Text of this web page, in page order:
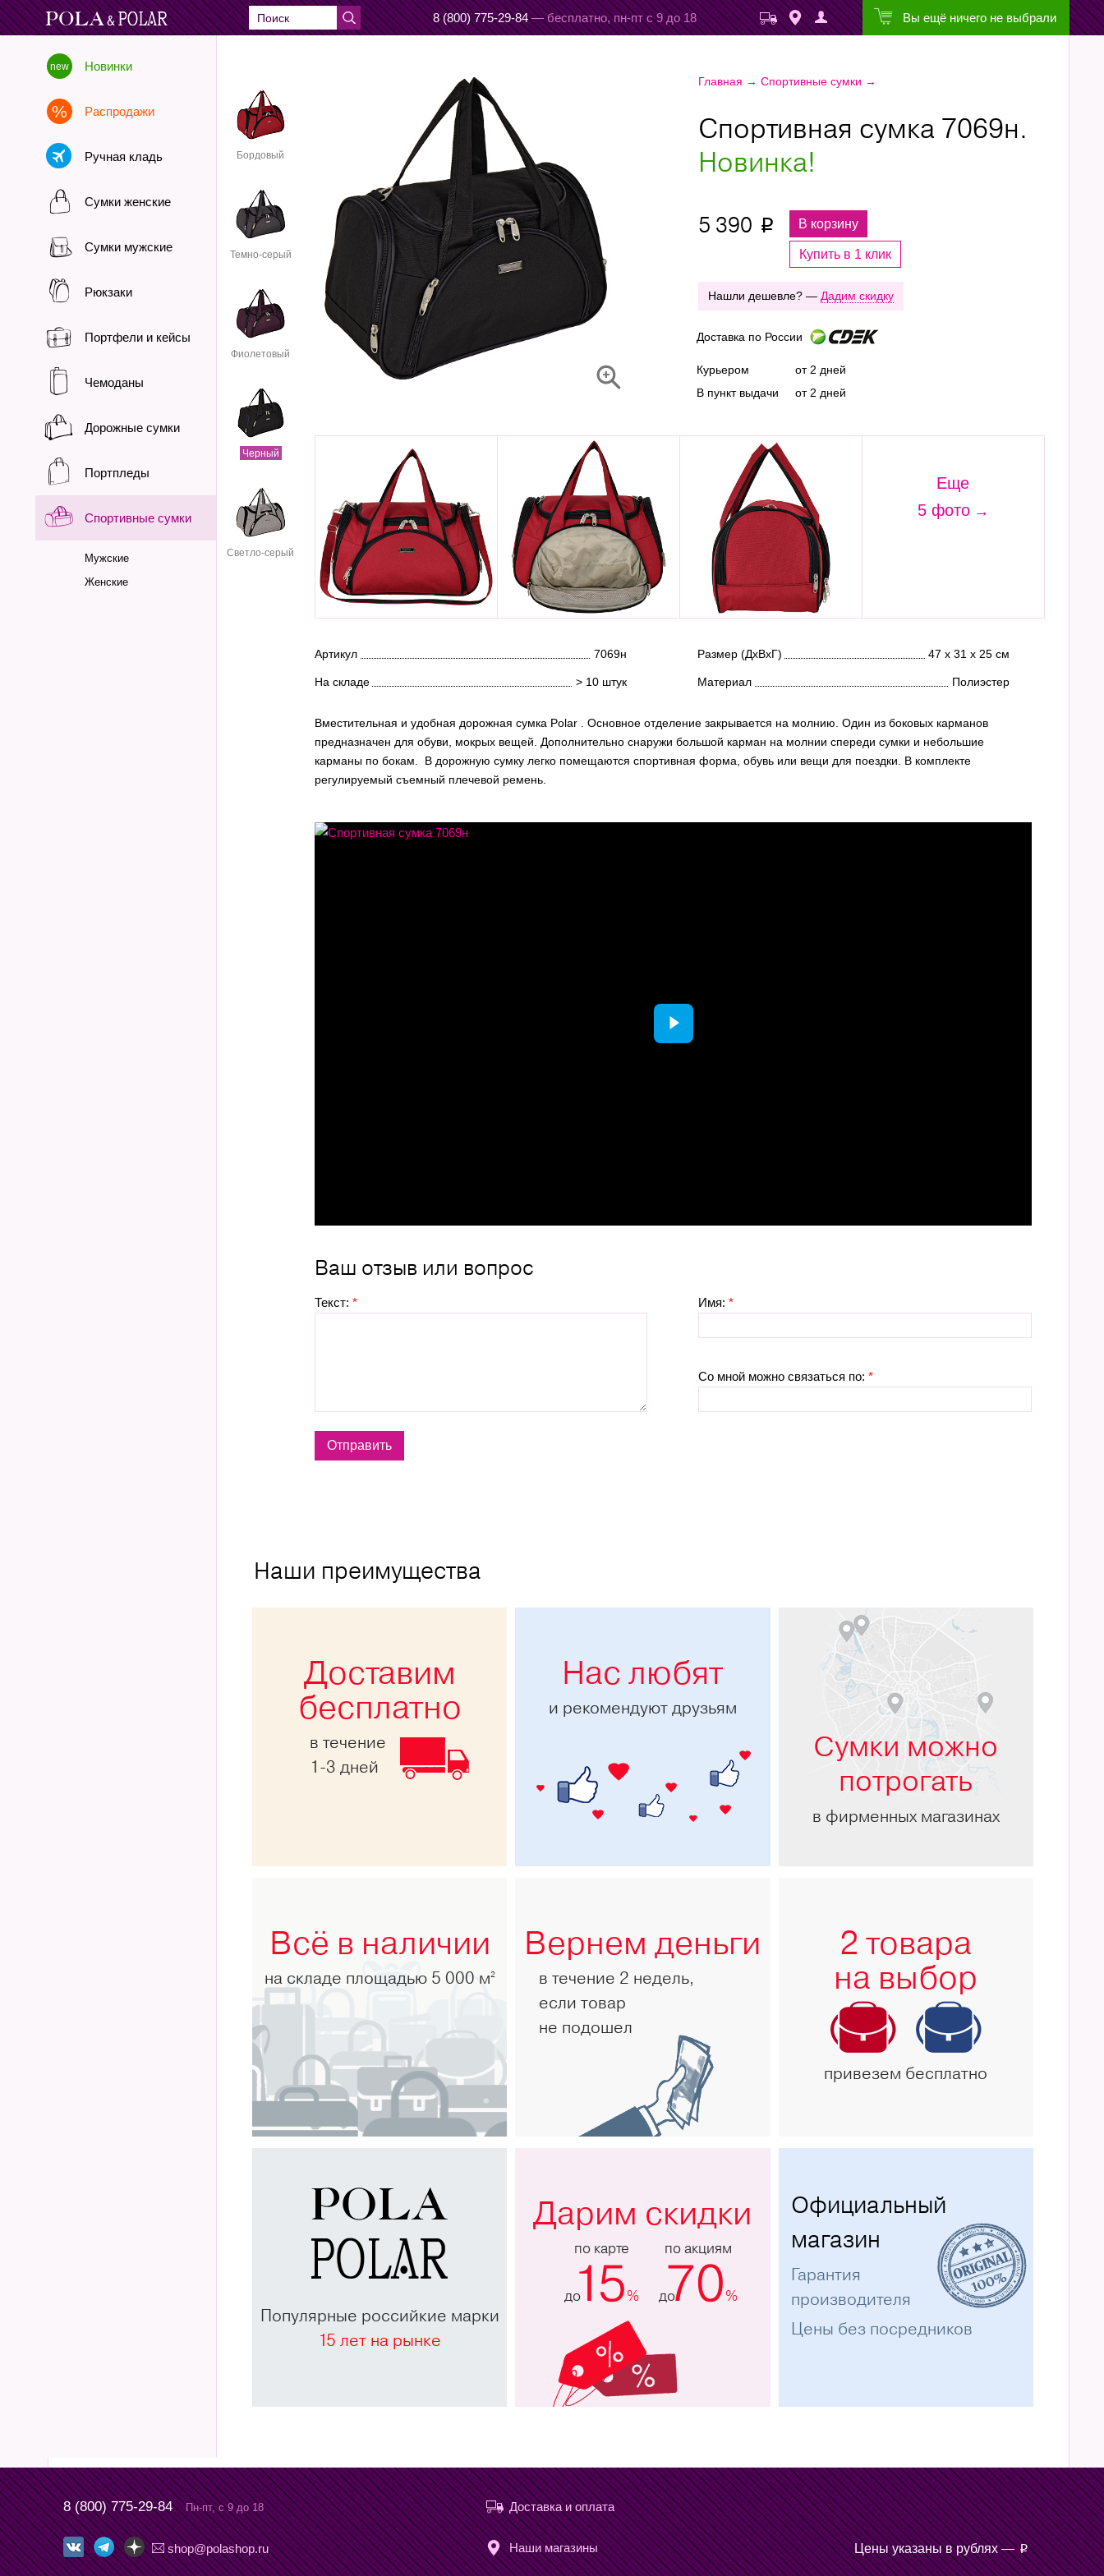
8 (800) 775-29-84 — бесплатно, пн-пт с 9 до 18 Вы ещё ничего не выбрали
Новинки
Распродажи
Ручная кладь
Сумки женские
Сумки мужские
Рюкзаки
Портфели и кейсы
Чемоданы
Дорожные сумки
Портпледы
Спортивные сумки
Мужские
Женские
Главная → Спортивные сумки →
Бордовый
Темно-серый
Фиолетовый
Черный
Cветло-серый
Спортивная сумка 7069н.
Новинка!
5 390 p В корзину
Купить в 1 клик
Нашли дешевле? — Дадим скидку
Доставка по России
Курьером
В пункт выдачи
от 2 дней
от 2 дней
Еще
5 фото
Артикул 7069н Размер (ДхВхГ) 47 х 31 х 25 см
На складе > 10 штук Материал Полиэстер
Вместительная и удобная дорожная сумка Polar . Основное отделение закрывается на молнию. Один из боковых карманов
предназначен для обуви, мокрых вещей. Дополнительно снаружи большой карман на молнии спереди сумки и небольшие
карманы по бокам. В дорожную сумку легко помещаются спортивная форма, обувь или вещи для поездки. В комплекте
регулируемый съемный плечевой ремень.
Ваш отзыв или вопрос
Текст: * Имя:*
Со мной можно связаться по:*
Наши преимущества
Доставим
бесплатно
в течение
1-3 дней
Нас любят
и рекомендуют друзьям
Сумки можно
потрогать
в фирменных магазинах
Всё в наличии
на складе площадью 5 000 м2
Вернем деньги
в течение 2 недель,
если товар
не подошел
2 товара
на выбор
привезем бесплатно
Популярные российкие марки
15 лет на рынке
Дарим скидки
по карте
до15%
по акциям
до
70%
Официальный
магазин
Гарантия
производителя
Цены без посредников
8 (800) 775-29-84 Пн-пт, с 9 до 18
shop@polashop.ru
Доставка и оплата
Наши магазины Цены указаны в рублях —p